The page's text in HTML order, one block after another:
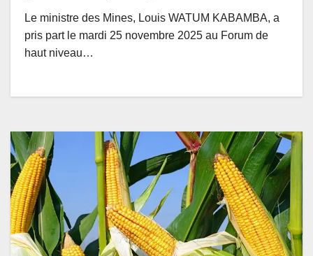
Le ministre des Mines, Louis WATUM KABAMBA, a
pris part le mardi 25 novembre 2025 au Forum de
haut niveau…